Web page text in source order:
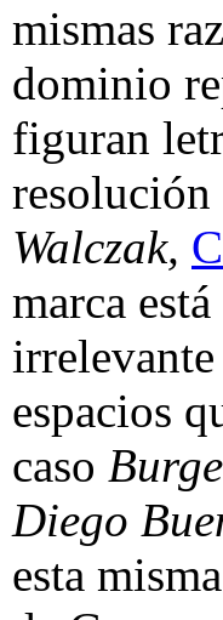
mismas
dominio
figuran
resolución
Walczak,
marca
espacios
caso
Diego
esta